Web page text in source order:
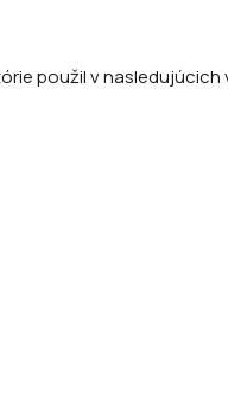
použil v